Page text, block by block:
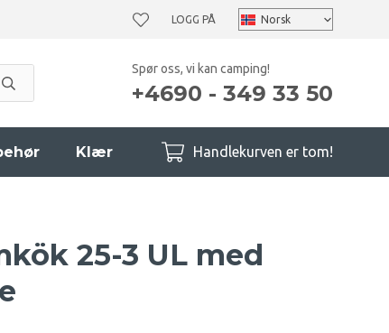
LOGG PÅ
Spør oss, vi kan camping!
+4690 - 349 33 50
Klær Handlekurven er tom!
25-3 UL med